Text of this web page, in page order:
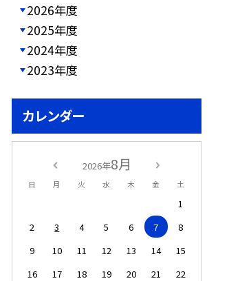
2026年度
2025年度
2024年度
2023年度
カレンダー
2026年8月
日 月 火 水 木 金 土
1
2
3 4 5 6 7
8
9
10 11 12 13 14
15
16
17 18 19 20 21
22